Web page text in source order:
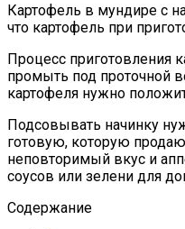
Картофель в мундире с
что картофель при
Процесс приготовления
промыть под проточной
картофеля нужно
Подсовывать начинку
готовую, которую
неповторимый вкус и
соусов или зелени для
Содержание